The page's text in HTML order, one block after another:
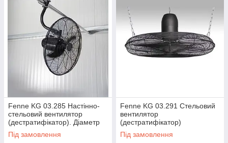
Fenne KG 03.285 Настінно-
стельовий вентилятор
(дестратифікатор). Діаметр
решітки 57см
Під замовлення
Fenne KG 03.291 Стельовий
вентилятор
(дестратифікатор)
промислового/побутового
призначення
Під замовлення